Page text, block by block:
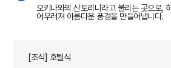
오키나와의 산토리니라고 불리는 곳으로,
어우러져 아름다운 풍경을 만들어냅니다.
[조식] 호텔식